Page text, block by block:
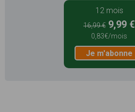
12 mois
16,99 € 9,99 €
0,83€/mois
Je m'abonne